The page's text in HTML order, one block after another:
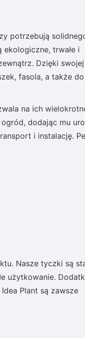
potrzebują
trwałe i
Dzięki swojej
fasola, a także do
na ich
dodając mu
i instalację.
Nasze tyczki są
użytkowanie.
Plant są zawsze